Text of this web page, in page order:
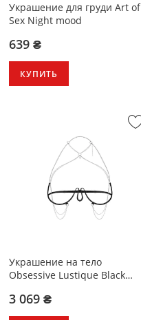
Украшение для груди Art of
Sex Night mood
639 ₴
КУПИТЬ
Украшение на тело
Obsessive Lustique Black
3 069 ₴